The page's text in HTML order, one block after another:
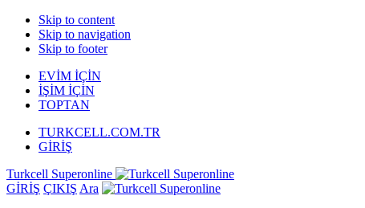
Skip to content
Skip to navigation
Skip to footer
EVİM İÇİN
İŞİM İÇİN
TOPTAN
TURKCELL.COM.TR
GİRİŞ
Turkcell Superonline
GİRİŞ ÇIKIŞ Ara